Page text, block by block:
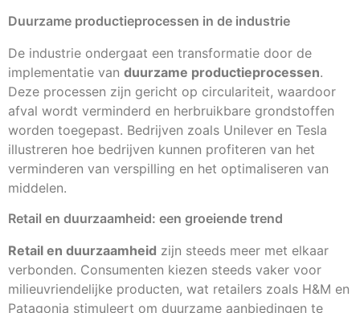
Duurzame productieprocessen in de industrie
De industrie ondergaat een transformatie door de
implementatie van duurzame productieprocessen.
Deze processen zijn gericht op circulariteit, waardoor
afval wordt verminderd en herbruikbare grondstoffen
worden toegepast. Bedrijven zoals Unilever en Tesla
illustreren hoe bedrijven kunnen profiteren van het
verminderen van verspilling en het optimaliseren van
middelen.
Retail en duurzaamheid: een groeiende trend
Retail en duurzaamheid zijn steeds meer met elkaar
verbonden. Consumenten kiezen steeds vaker voor
milieuvriendelijke producten, wat retailers zoals H&M en
Patagonia stimuleert om duurzame aanbiedingen te